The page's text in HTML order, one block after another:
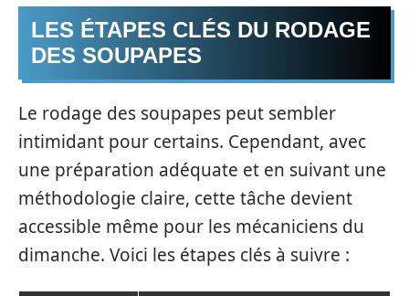
LES ÉTAPES CLÉS DU RODAGE
DES SOUPAPES
Le rodage des soupapes peut sembler
intimidant pour certains. Cependant, avec
une préparation adéquate et en suivant une
méthodologie claire, cette tâche devient
accessible même pour les mécaniciens du
dimanche. Voici les étapes clés à suivre :